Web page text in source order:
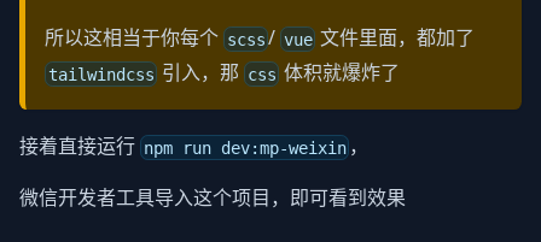
所以这相当于你每个 scss/vue 文件里面，都加了
tailwindcss 引入，那 css 体积就爆炸了
接着直接运行 npm run dev:mp-weixin ，
微信开发者工具导入这个项目，即可看到效果